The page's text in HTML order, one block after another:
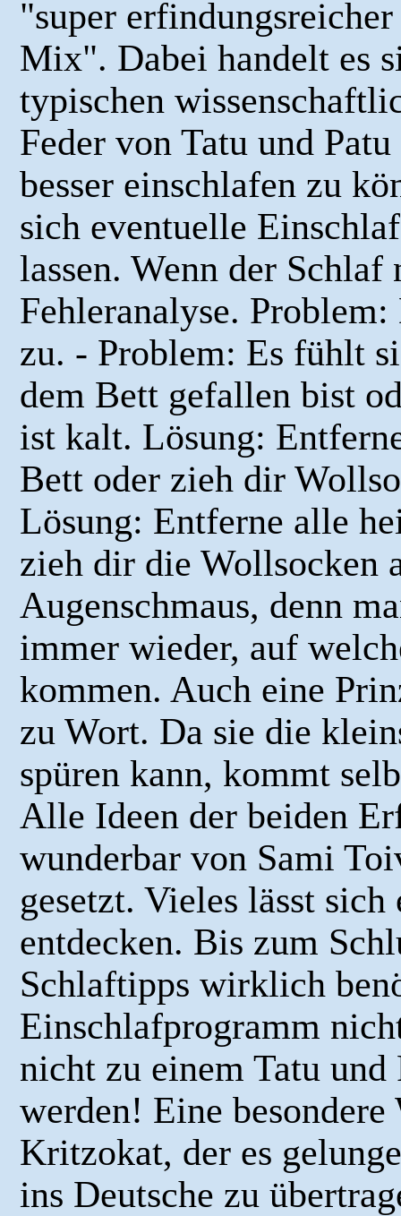
"super
Mix". Dabei handelt es
typischen
Feder von Tatu und
besser einschlafen zu
sich eventuelle
lassen. Wenn der
Fehleranalyse.
zu. - Problem: Es fühlt
dem Bett gefallen bist
ist kalt. Lösung:
Bett oder zieh dir
Lösung: Entferne alle
zieh dir die Wollsocken
Augenschmaus, denn
immer wieder, auf
kommen. Auch eine
zu Wort. Da sie die
spüren kann, kommt
Alle Ideen der beiden
wunderbar von Sami
gesetzt. Vieles lässt
entdecken. Bis zum
Schlaftipps wirklich
Einschlafprogramm
nicht zu einem Tatu
werden! Eine
Kritzokat, der es
ins Deutsche zu